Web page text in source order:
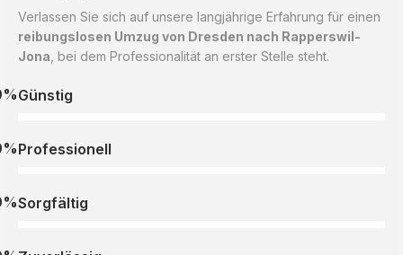
Verlassen Sie sich auf unsere langjährige Erfahrung für einen
reibungslosen Umzug von Dresden nach Rapperswil-
Jona , bei dem Professionalität an erster Stelle steht.
Günstig
Professionell
Sorgfältig